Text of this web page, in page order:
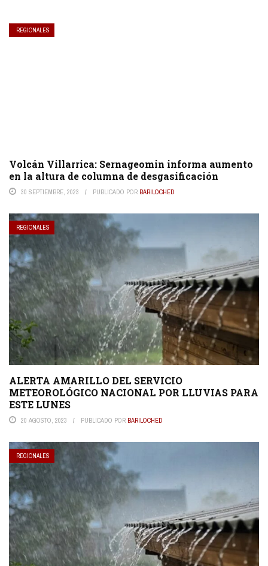
REGIONALES
Volcán Villarrica: Sernageomin informa aumento
en la altura de columna de desgasificación
30 SEPTIEMBRE, 2023 PUBLICADO POR BARILOCHED
REGIONALES
ALERTA AMARILLO DEL SERVICIO
METEOROLÓGICO NACIONAL POR LLUVIAS PARA
ESTE LUNES
20 AGOSTO, 2023 PUBLICADO POR BARILOCHED
REGIONALES